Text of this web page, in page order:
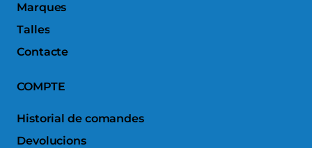
Marques
Talles
Contacte
COMPTE
Historial de comandes
Devolucions